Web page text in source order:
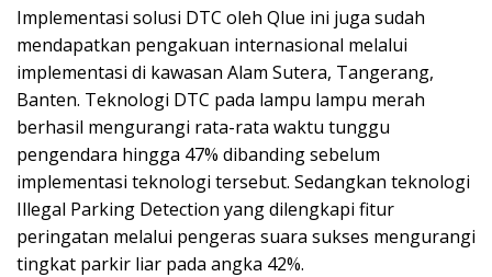
Implementasi solusi DTC oleh Qlue ini juga sudah
mendapatkan pengakuan internasional melalui
implementasi di kawasan Alam Sutera, Tangerang,
Banten. Teknologi DTC pada lampu lampu merah
berhasil mengurangi rata-rata waktu tunggu
pengendara hingga 47% dibanding sebelum
implementasi teknologi tersebut. Sedangkan teknologi
Illegal Parking Detection yang dilengkapi fitur
peringatan melalui pengeras suara sukses mengurangi
tingkat parkir liar pada angka 42%.